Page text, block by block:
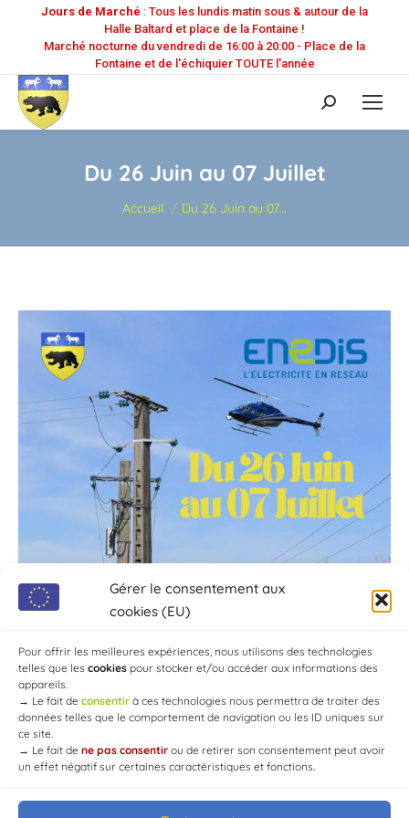
Gérer le consentement aux
cookies (EU)
Pour offrir les meilleures expériences, nous utilisons des technologies
telles que les cookies pour stocker et/ou accéder aux informations des
appareils.
→ Le fait de consentir à ces technologies nous permettra de traiter des
données telles que le comportement de navigation ou les ID uniques sur
ce site.
→ Le fait de ne pas consentir ou de retirer son consentement peut avoir
un effet négatif sur certaines caractéristiques et fonctions.
Jours de Marché : Tous les lundis matin sous & autour de la
Halle Baltard et place de la Fontaine !
Marché nocturne du vendredi de 16:00 à 20:00 - Place de la
Fontaine et de l'échiquier TOUTE l'année
Recherche
:
Du 26 Juin au 07 Juillet
Vous êtes ici :
Accueil Du 26 Juin au 07…